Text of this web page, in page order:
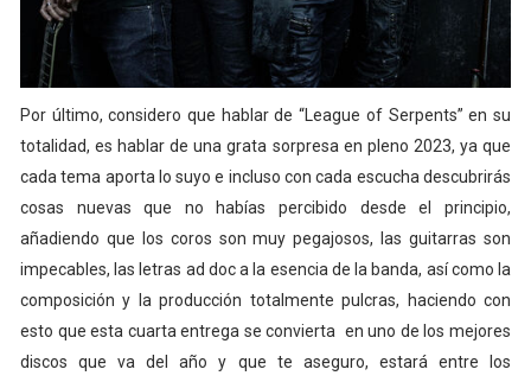
Por último, considero que hablar de “League of Serpents” en su
totalidad, es hablar de una grata sorpresa en pleno 2023, ya que
cada tema aporta lo suyo e incluso con cada escucha descubrirás
cosas nuevas que no habías percibido desde el principio,
añadiendo que los coros son muy pegajosos, las guitarras son
impecables, las letras ad doc a la esencia de la banda, así como la
composición y la producción totalmente pulcras, haciendo con
esto que esta cuarta entrega se convierta en uno de los mejores
discos que va del año y que te aseguro, estará entre los